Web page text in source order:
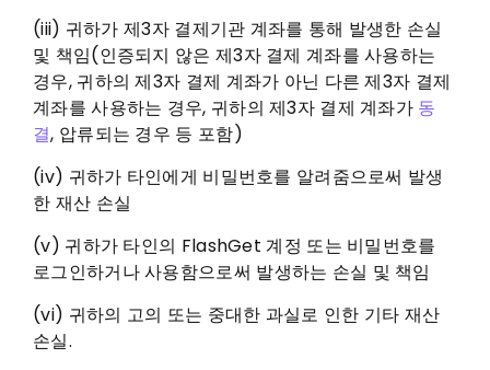
(iii) 귀하가 제3자 결제기관 계좌를 통해 발생한 손실
및 책임(인증되지 않은 제3자 결제 계좌를 사용하는
경우, 귀하의 제3자 결제 계좌가 아닌 다른 제3자 결제
계좌를 사용하는 경우, 귀하의 제3자 결제 계좌가 동
결, 압류되는 경우 등 포함)
(iv) 귀하가 타인에게 비밀번호를 알려줌으로써 발생
한 재산 손실
(v) 귀하가 타인의 FlashGet 계정 또는 비밀번호를
로그인하거나 사용함으로써 발생하는 손실 및 책임
(vi) 귀하의 고의 또는 중대한 과실로 인한 기타 재산
손실.